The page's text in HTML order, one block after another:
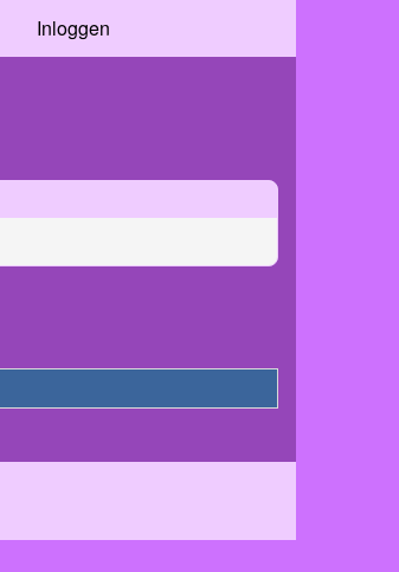
Inloggen